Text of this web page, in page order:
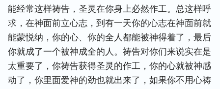
能经常这样祷告，圣灵在你身上必然作工。总这样呼
求，在神面前立心志，到有一天你的心志在神面前就
能蒙悦纳，你的心、你的全人都能被神得着了，最后
你就成了一个被神成全的人。祷告对你们来说实在是
太重要了，你祷告获得圣灵的作工，你的心就被神感
动了，你里面爱神的劲也就出来了，如果你不用心祷